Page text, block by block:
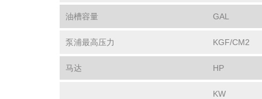
油槽容量 GAL
泵浦最高压力 KGF/CM2
马达 HP
KW